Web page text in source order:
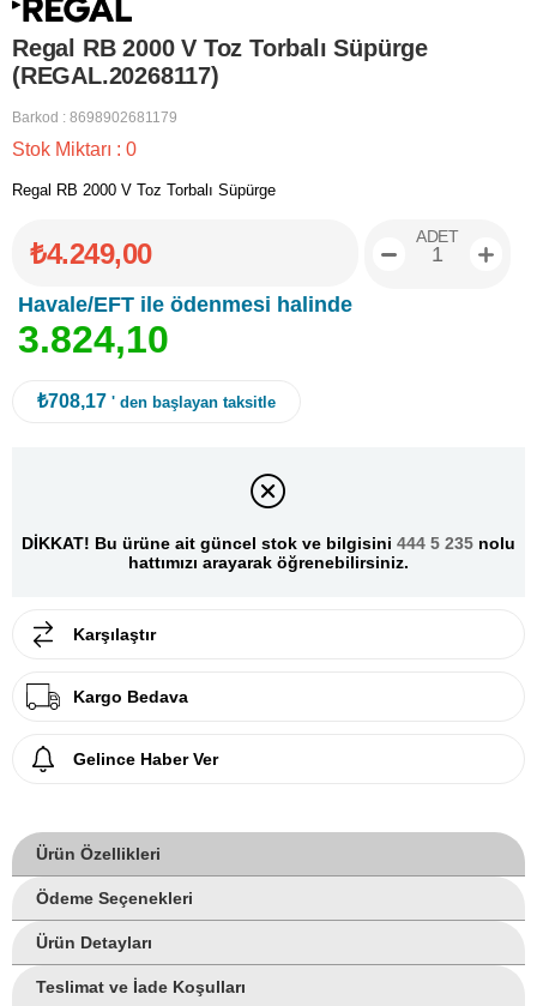
Regal RB 2000 V Toz Torbalı Süpürge
(REGAL.20268117)
Barkod : 8698902681179
Stok Miktarı : 0
Regal RB 2000 V Toz Torbalı Süpürge
₺4.249,00
Havale/EFT ile ödenmesi halinde
3.824,10
ADET
₺708,17 ' den başlayan taksitle
DİKKAT! Bu ürüne ait güncel stok ve bilgisini 444 5 235 nolu
hattımızı arayarak öğrenebilirsiniz.
Karşılaştır
Kargo Bedava
Gelince Haber Ver
Ürün Özellikleri
Ödeme Seçenekleri
Ürün Detayları
Teslimat ve İade Koşulları